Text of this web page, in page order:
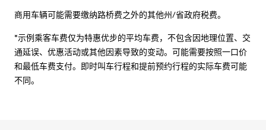
商用车辆可能需要缴纳路桥费之外的其他州/省政府税费。
*示例乘客车费仅为特惠优步的平均车费，不包含因地理位置、交
通延误、优惠活动或其他因素导致的变动。可能需要按照一口价
和最低车费支付。即时叫车行程和提前预约行程的实际车费可能
不同。